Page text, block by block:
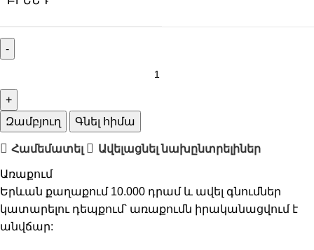
Զամբյուղ Գնել հիմա
Համեմատել Ավելացնել նախընտրելիներ
Առաքում
Երևան քաղաքում 10.000 դրամ և ավել գնումներ
կատարելու դեպքում՝ առաքումն իրականացվում է
անվճար: